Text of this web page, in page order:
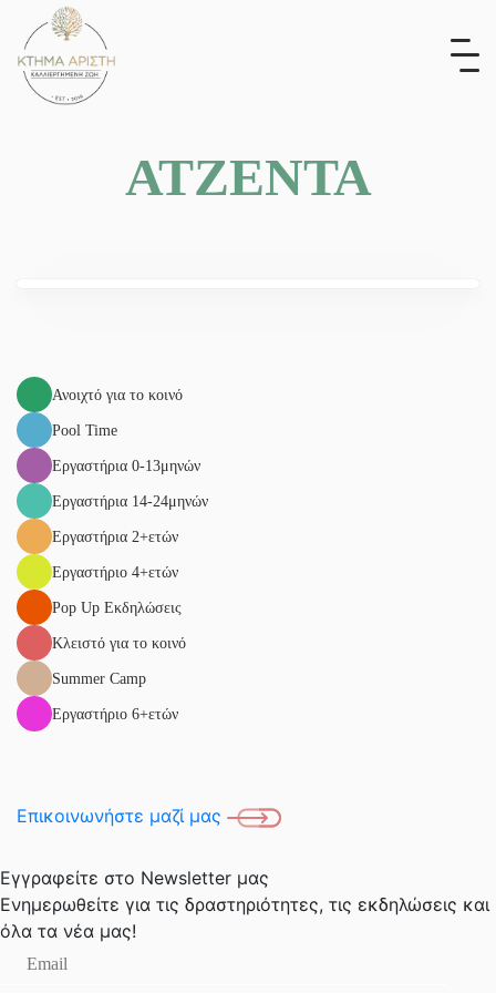
content
ΑΤΖΕΝΤΑ
Ανοιχτό για το κοινό
Pool Time
Εργαστήρια 0-13μηνών
Εργαστήρια 14-24μηνών
Εργαστήρια 2+ετών
Εργαστήριο 4+ετών
Pop Up Eκδηλώσεις
Κλειστό για το κοινό
Summer Camp
Εργαστήριο 6+ετών
Επικοινωνήστε μαζί μας
Εγγραφείτε στο Newsletter μας
Ενημερωθείτε για τις δραστηριότητες, τις εκδηλώσεις και
όλα τα νέα μας!